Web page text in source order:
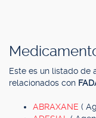
Este es un listado de
relacionados con
ABRAXANE (